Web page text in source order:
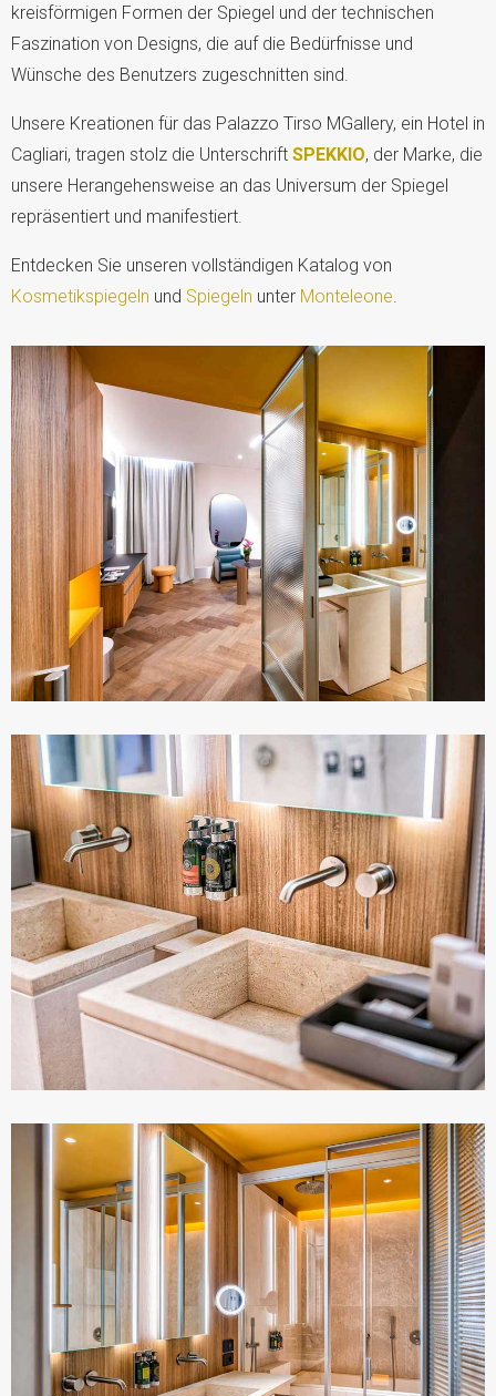
kreisförmigen Formen der Spiegel und der technischen
Faszination von Designs, die auf die Bedürfnisse und
Wünsche des Benutzers zugeschnitten sind.
Unsere Kreationen für das Palazzo Tirso MGallery, ein Hotel in
Cagliari, tragen stolz die Unterschrift SPEKKIO, der Marke, die
unsere Herangehensweise an das Universum der Spiegel
repräsentiert und manifestiert.
Entdecken Sie unseren vollständigen Katalog von
Kosmetikspiegeln und Spiegeln unter Monteleone